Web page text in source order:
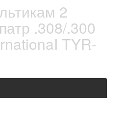
2
.308/.300
TYR-